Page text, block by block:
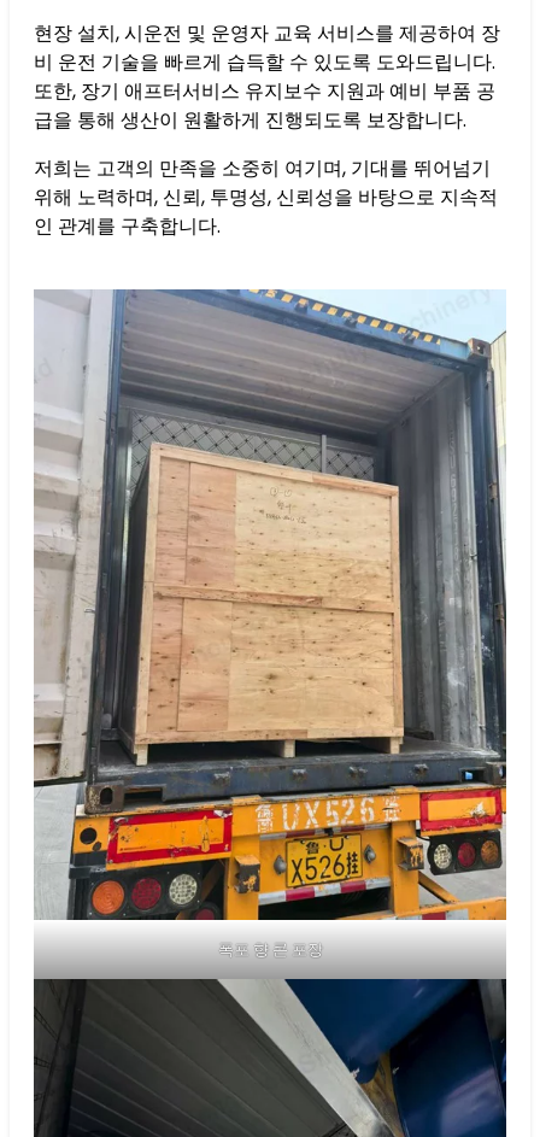
현장 설치, 시운전 및 운영자 교육 서비스를 제공하여 장
비 운전 기술을 빠르게 습득할 수 있도록 도와드립니다.
또한, 장기 애프터서비스 유지보수 지원과 예비 부품 공
급을 통해 생산이 원활하게 진행되도록 보장합니다.
저희는 고객의 만족을 소중히 여기며, 기대를 뛰어넘기
위해 노력하며, 신뢰, 투명성, 신뢰성을 바탕으로 지속적
인 관계를 구축합니다.
폭포 향 콘 포장